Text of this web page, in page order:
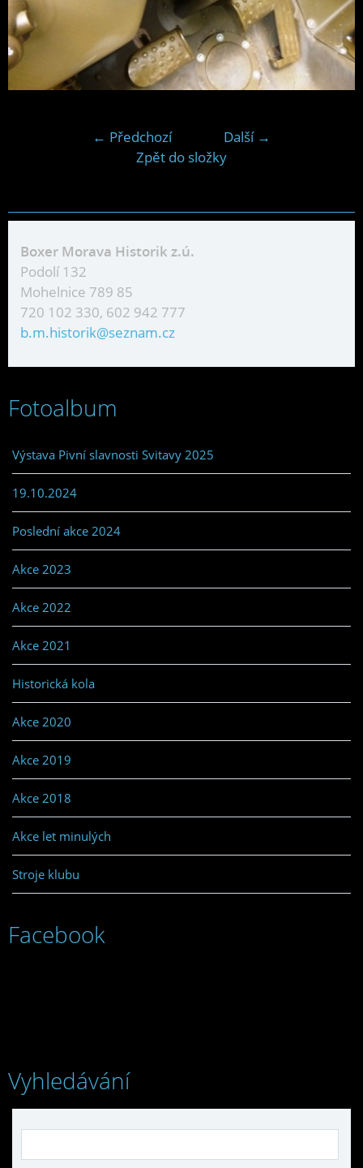
← Předchozí
Další →
Zpět do složky
Boxer Morava Historik z.ú.
Podolí 132
Mohelnice 789 85
720 102 330, 602 942 777
b.m.historik@seznam.cz
Fotoalbum
Výstava Pivní slavnosti Svitavy 2025
19.10.2024
Poslední akce 2024
Akce 2023
Akce 2022
Akce 2021
Historická kola
Akce 2020
Akce 2019
Akce 2018
Akce let minulých
Stroje klubu
Facebook
Vyhledávání